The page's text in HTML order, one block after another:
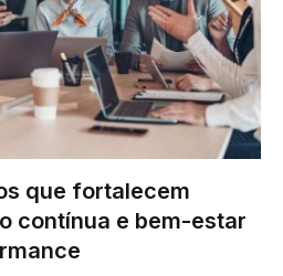
que fortalecem
contínua e bem-estar